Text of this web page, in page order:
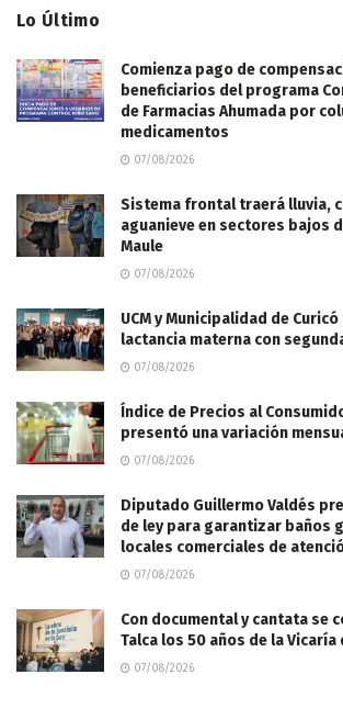
Lo Último
Comienza pago de
beneficiarios del programa
de Farmacias Ahumada por
medicamentos
07/08/2026
Sistema frontal traerá lluvia,
aguanieve en sectores bajos
Maule
07/08/2026
UCM y Municipalidad de
lactancia materna con
07/08/2026
Índice de Precios al
presentó una variación
07/08/2026
Diputado Guillermo Valdés
de ley para garantizar baños
locales comerciales de
07/08/2026
Con documental y cantata se
Talca los 50 años de la
07/08/2026